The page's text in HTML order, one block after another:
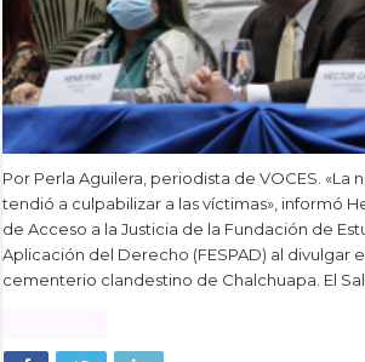
Por Perla Aguilera, periodista de VOCES. «La
tendió a culpabilizar a las víctimas», informó
de Acceso a la Justicia de la Fundación de
Aplicación del Derecho (FESPAD) al divulgar
cementerio clandestino de Chalchuapa. El